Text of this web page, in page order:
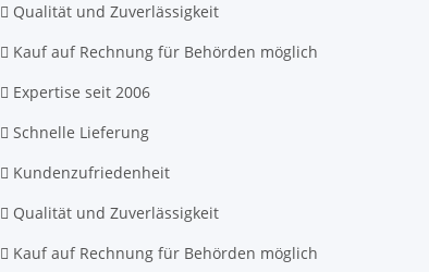
Qualität und Zuverlässigkeit
Kauf auf Rechnung für Behörden möglich
Expertise seit 2006
Schnelle Lieferung
Kundenzufriedenheit
Qualität und Zuverlässigkeit
Kauf auf Rechnung für Behörden möglich